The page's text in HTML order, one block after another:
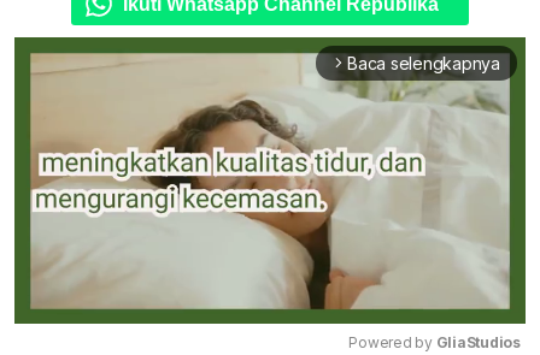
arrow_forward_ios Baca selengkapnya
Powered by GliaStudios